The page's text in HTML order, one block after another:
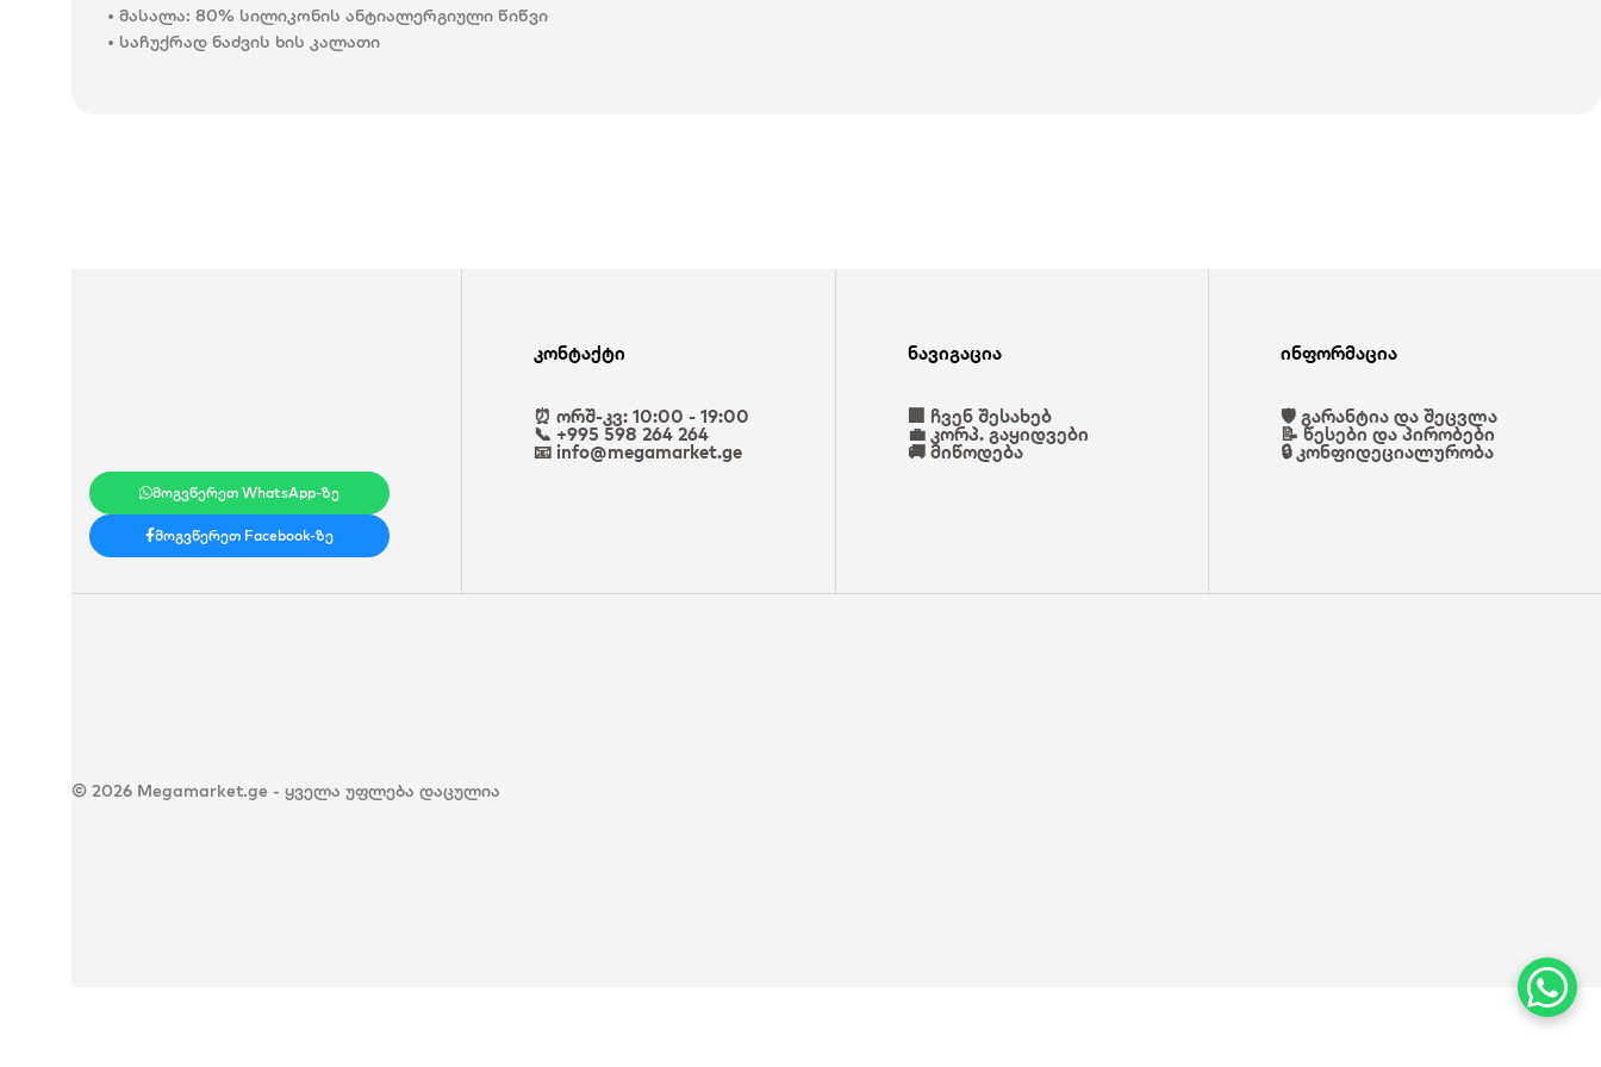
• მასალა: 80% სილიკონის ანტიალერგიული წიწვი
• საჩუქრად ნაძვის ხის კალათი
მოგვწერეთ WhatsApp-ზე
მოგვწერეთ Facebook-ზე
კონტაქტი
⏰ ორშ-კვ: 10:00 - 19:00
📞 +995 598 264 264
📧 info@megamarket.ge
ნავიგაცია
🏢 ჩვენ შესახებ
💼 კორპ. გაყიდვები
🚚 მიწოდება
ინფორმაცია
🛡️ გარანტია და შეცვლა
📝 წესები და პირობები
🔒 კონფიდეციალურობა
© 2026 Megamarket.ge - ყველა უფლება დაცულია